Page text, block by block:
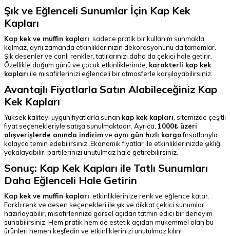
Şık ve Eğlenceli Sunumlar İçin Kap Kek
Kapları
Kap kek ve muffin kapları, sadece pratik bir kullanım sunmakla
kalmaz, aynı zamanda etkinliklerinizin dekorasyonunu da tamamlar.
Şık desenler ve canlı renkler, tatlılarınızı daha da çekici hale getirir.
Özellikle doğum günü ve çocuk etkinliklerinde, karakterli kap kek
kapları ile misafirlerinizi eğlenceli bir atmosferle karşılayabilirsiniz.
Avantajlı Fiyatlarla Satın Alabileceğiniz Kap
Kek Kapları
Yüksek kaliteyi uygun fiyatlarla sunan kap kek kapları, sitemizde çeşitli
fiyat seçenekleriyle satışa sunulmaktadır. Ayrıca, 1000₺ üzeri
alışverişlerde anında indirimve aynı gün hızlı kargofırsatlarıyla
kolayca temin edebilirsiniz. Ekonomik fiyatlar ile etkinliklerinizde şıklığı
yakalayabilir, partilerinizi unutulmaz hale getirebilirsiniz.
Sonuç: Kap Kek Kapları ile Tatlı Sunumları
Daha Eğlenceli Hale Getirin
Kap kek ve muffin kapları, etkinliklerinize renk ve eğlence katar.
Farklı renk ve desen seçenekleri ile şık ve dikkat çekici sunumlar
hazırlayabilir, misafirlerinize görsel açıdan tatmin edici bir deneyim
sunabilirsiniz. Hem pratik hem de estetik açıdan mükemmel olan bu
ürünleri hemen keşfedin ve etkinliklerinizi unutulmaz kılın!